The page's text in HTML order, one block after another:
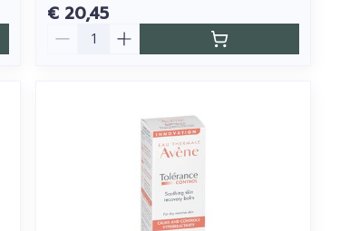
€ 20,45
Aantal